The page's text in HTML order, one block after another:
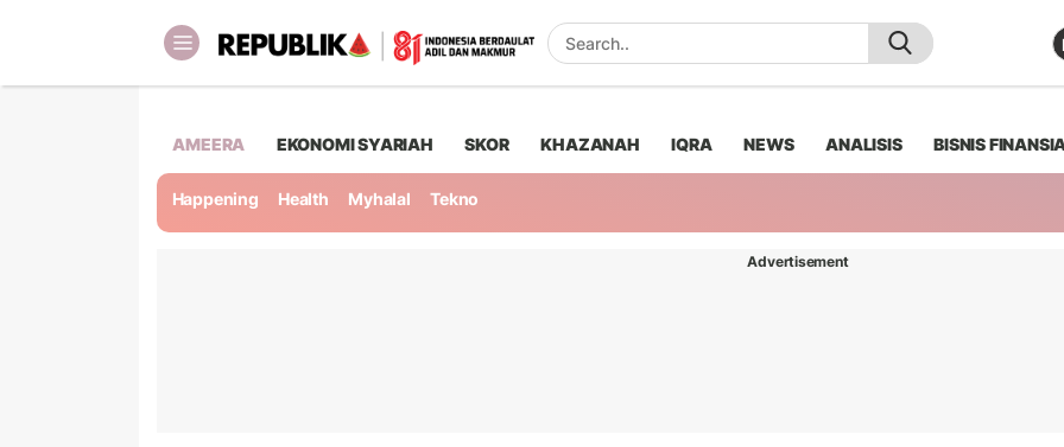
AMEERA EKONOMI SYARIAH SKOR KHAZANAH IQRA NEWS ANALISIS BISNIS
Happening Health Myhalal Tekno
Advertisement